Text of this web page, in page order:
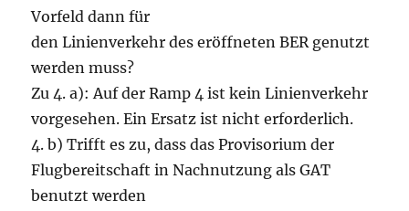
Vorfeld dann für
den Linienverkehr des eröffneten BER genutzt
werden muss?
Zu 4. a): Auf der Ramp 4 ist kein Linienverkehr
vorgesehen. Ein Ersatz ist nicht erforderlich.
4. b) Trifft es zu, dass das Provisorium der
Flugbereitschaft in Nachnutzung als GAT
benutzt werden